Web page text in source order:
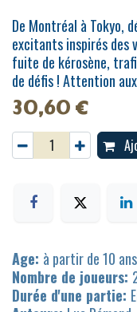
De Montréal à Tokyo,
excitants inspirés des
fuite de kérosène,
de défis ! Attention
30,60€
Age: à partir de 10 ans
Nombre de joueurs:
Durée d'une partie: